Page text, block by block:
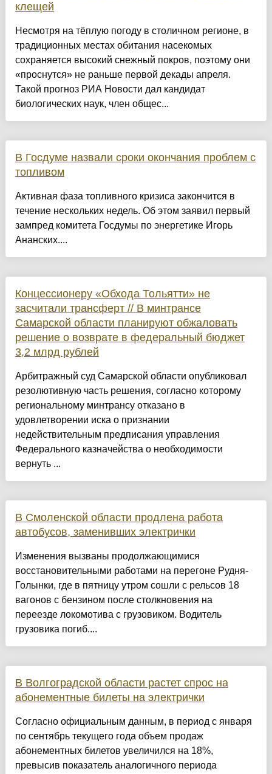
клещей
Несмотря на тёплую погоду в столичном регионе, в
традиционных местах обитания насекомых
сохраняется высокий снежный покров, поэтому они
«проснутся» не раньше первой декады апреля.
Такой прогноз РИА Новости дал кандидат
биологических наук, член общес...
В Госдуме назвали сроки окончания проблем с
топливом
Активная фаза топливного кризиса закончится в
течение нескольких недель. Об этом заявил первый
зампред комитета Госдумы по энергетике Игорь
Ананских....
Концессионеру «Обхода Тольятти» не
засчитали трансферт // В минтрансе
Самарской области планируют обжаловать
решение о возврате в федеральный бюджет
3,2 млрд рублей
Арбитражный суд Самарской области опубликовал
резолютивную часть решения, согласно которому
региональному минтрансу отказано в
удовлетворении иска о признании
недействительным предписания управления
Федерального казначейства о необходимости
вернуть ...
В Смоленской области продлена работа
автобусов, заменивших электрички
Изменения вызваны продолжающимися
восстановительными работами на перегоне Рудня-
Голынки, где в пятницу утром сошли с рельсов 18
вагонов с бензином после столкновения на
переезде локомотива с грузовиком. Водитель
грузовика погиб....
В Волгоградской области растет спрос на
абонементные билеты на электрички
Согласно официальным данным, в период с января
по сентябрь текущего года объем продаж
абонементных билетов увеличился на 18%,
превысив показатель аналогичного периода